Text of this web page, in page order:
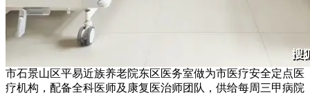
市石景山区平易近族养老院东区医务室做为市医疗安全定点医
疗机构，配备全科医师及康复医治师团队，供给每周三甲病院